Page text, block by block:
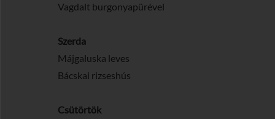
Vagdalt burgonyapürével
Szerda
Májgaluska leves
Bácskai rizseshús
Csütörtök